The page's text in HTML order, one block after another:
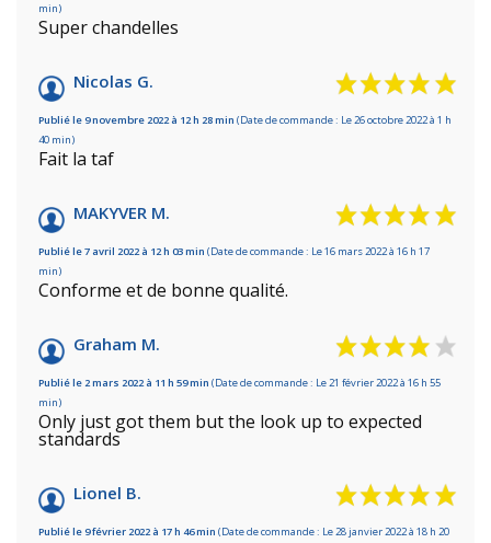
min)
Super chandelles
Nicolas G.
Publié le 9 novembre 2022 à 12 h 28 min (Date de commande : Le 26 octobre 2022 à 1 h
40 min)
Fait la taf
MAKYVER M.
Publié le 7 avril 2022 à 12 h 03 min (Date de commande : Le 16 mars 2022 à 16 h 17
min)
Conforme et de bonne qualité.
Graham M.
Publié le 2 mars 2022 à 11 h 59 min (Date de commande : Le 21 février 2022 à 16 h 55
min)
Only just got them but the look up to expected
standards
Lionel B.
Publié le 9 février 2022 à 17 h 46 min (Date de commande : Le 28 janvier 2022 à 18 h 20